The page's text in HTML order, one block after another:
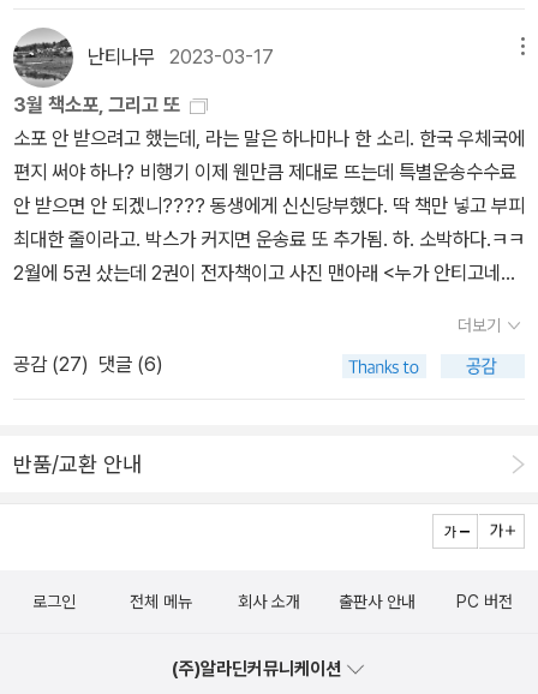
의자’ 신분에 놓이는 등 성매매 여성은 법에 따를수록 처벌을 받는 아
이러니를 마주한다. 여성들은 법을 따르면 보호받을 것이라는 ‘상
식’에 의지하지만, 수사기관의 추궁과 자기 의심 속에서 “성매매 피해
자로 인정받지 못하면 강간이나 추행 피해도 인정받지 못하는(136
쪽)” 자신의 취약한 위치만을 확인할 뿐이다. “이제 우리는 ‘성매매를
강요당한 여성’이라는 선별이 누구에 의해, 어떤 기준에 의해 이뤄지
는지 물어야 한다. 우리 사회에서 ‘거부하기 힘든 강요 또는 강제’라는
외적 기준은 ‘순수한 피해자’라는 예외적 존재를 가정하는 동시에, ‘왜
결되기 마련이었다.” - 김주희, 〈성매매 외에는 생계수단이 없다고 말
한 죄〉 3. 성매매를 묵인하고 관리해온 체제를 언제까지 지속할 것인
가 ― 성매매 여성을 처벌해온 역사 성매매처벌법이 여성을 주로 단
한다. 식민지시기 공창이 도입된 뒤 성매매 여성들은 달아나거나 파
을 겪은 한국사회는 1960년대에 이르러 사회적으로 배제된 이들을
정책 속에서 관리되었다. 하지만 ‘매춘’은 불법으로 규정하면서도 ‘유
유지되었으며 이는 지금도 계속되고 있다. “2부 성매매 여성을 처벌
거의 없는 것을 볼 수 있다. 죽 늘어진 그 말들은 결국 '인간다운 대
우'를 해달라는 것이다. 이건 무엇을 의미하는가. 여전히 인간다운 대
우를 받지 못하는 여성들이 있다는 것이다. 활동가들의 노력, 지금도
여전히 '공정'이나 어쩌고에 의해 처벌받고 있을 여성들을 우리가 기
억하길 바라며 일독을 권한다. ​(이 글은 '성착취 피해 여성', '성판매 여
성', '성매매 종사 여성' 등 여러 단어를 혼용하여 쓰였습니다. 여러 관
점이 녹아있는 책이며 이분법적인 논의가 주된 주제가 아닌 '불처
벌'을 주제로 삼고 있는바를 고려하여 여러 단어를 사용했으나, 이 글
을 작성한 필자는 '성노동론'에 동의하지 않음을 명시합니다.)
otissue/article/comment/025/0003461599?cid=1058840
글 : 숲노래·파란놀(최종규). 낱말책을 쓴다. 《풀꽃나무 들숲노래 동
시 따라쓰기》, 《새로 쓰는 말밑 꾸러미 사전》, 《미래세대를 위한 우리
말과 문해력》, 《들꽃내음 따라 걷다가 작은책집을 보았습니다》, 《우
리말꽃》, 《쉬운 말이 평화》, 《곁말》, 《책숲마실》, 《우리말 수수께끼
동시》, 《시골에서 살림 짓는 즐거움》, 《이오덕 마음 읽기》을 썼다. bl
og.naver.com/hbooklove
설인데 번역본이 없다. 그 위 페미니즘 책도 없다. 그림책은 그림이 좋
아서 샀다. 알라딘에는 독일어판밖에 없다. +++ 4월에 읽을(읽고
싶은/시작하고 싶은) 책들을 꺼낸다. 갈팡질팡 중구난방(정희진샘이
중구난방은 좋은 뜻이라고 그랬쒀!) 어질어질 책들이 쌓이고 있다. 흠
좀 정리해서 올려야 겠다. 자꾸 뭐가 나온다.
난티나무 2023-03-17
3월 책소포, 그리고 또
소포 안 받으려고 했는데, 라는 말은 하나마나 한 소리. 한국 우체국에
편지 써야 하나? 비행기 이제 웬만큼 제대로 뜨는데 특별운송수수료
안 받으면 안 되겠니???? 동생에게 신신당부했다. 딱 책만 넣고 부피
최대한 줄이라고. 박스가 커지면 운송료 또 추가됨. 하. 소박하다.ㅋㅋ
2월에 5권 샀는데 2권이 전자책이고 사진 맨아래 <누가 안티고네를
릭 펼쳐보다가 그만 깜놀하고 말았다. <미디어의 이해> 이러기예요?
하고 보니 참, 문고판으로 샀지. 잠시 멘붕 와서 사진 찍었다. 위 책은
<야생의 심장 가까이>, 아래는 <미디어의 이해>. 그러니까 '일반' 책
성>과 아마 비슷하다지요??? 어휴 하다가 잠시 들여다보니 적응된
다. 아직 (다) 오지 않은 노안이 이렇게 고마울 수가. (노안은 오는 것
도로 그게 그거처럼 보이지만 노트 펼치고 쓸 공간조차 없었던 걸 있
없다. 읽고 있는 책들을 쌓아두어야 하고(사진에 안 보이지만 왼쪽 컴
더보기
공감 (27) 댓글 (6)
반품/교환 안내
로그인 전체 메뉴 회사 소개 출판사 안내 PC 버전
(주)알라딘커뮤니케이션